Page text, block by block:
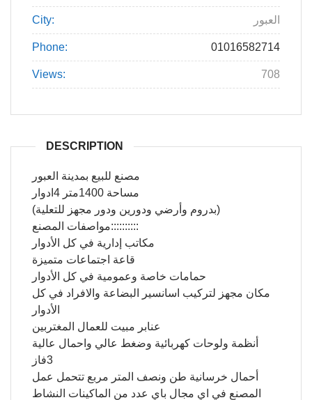
City: العبور
Phone: 01016582714
Views: 708
DESCRIPTION
مصنع للبيع بمدينة العبور
مساحة 1400متر 4ادوار
(بدروم وأرضي ودورين ودور مجهز للتعلية)
مواصفات المصنع::::::::::
مكاتب إدارية في كل الأدوار
قاعة اجتماعات متميزة
حمامات خاصة وعمومية في كل الأدوار
مكان مجهز لتركيب اسانسير البضاعة والافراد في كل
الأدوار
عنابر مبيت للعمال المغتربين
أنظمة ولوحات كهربائية وضغط عالي واحمال عالية
3فاز
أحمال خرسانية طن ونصف المتر مربع تتحمل عمل
المصنع في اي مجال باي عدد من الماكينات النشاط